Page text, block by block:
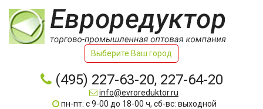
Выберите Ваш город
(495) 227-63-20, 227-64-20
info@evroreduktor.ru
пн-пт: с 9-00 до 18-00 ч, сб-вс: выходной